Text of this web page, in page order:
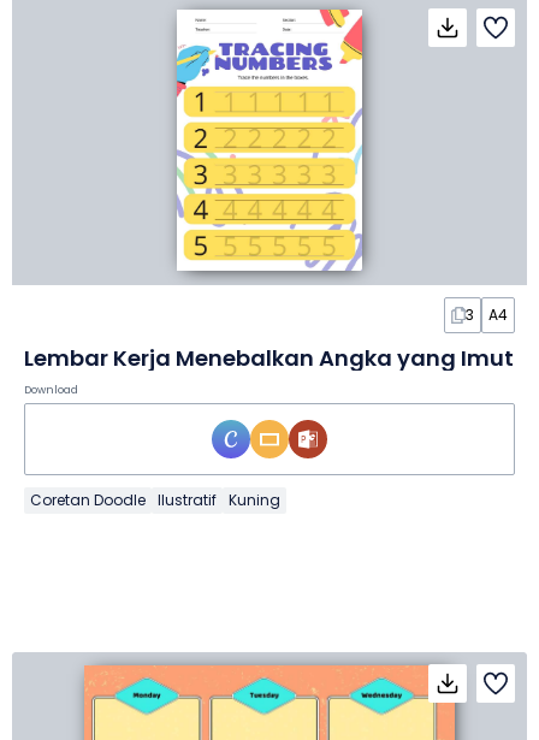
3 A4
Lembar Kerja Menebalkan Angka yang Imut
Download
Coretan Doodle Ilustratif Kuning